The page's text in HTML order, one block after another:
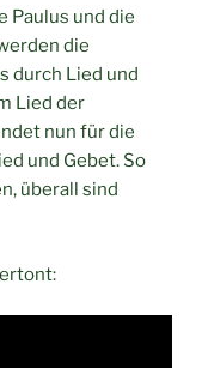
Paulus und die
die
durch Lied und
Lied der
nun für die
und Gebet. So
überall sind